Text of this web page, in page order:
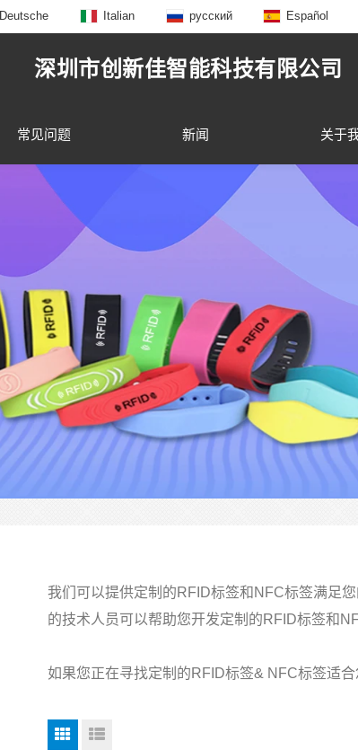
Deutsche Italian русский Español
深圳市创新佳智能科技有限公司
常见问题 新闻 关于
我们可以提供定制的RFID标签和NFC标签满足
的技术人员可以帮助您开发定制的RFID标签和
如果您正在寻找定制的RFID标签& NFC标签适合